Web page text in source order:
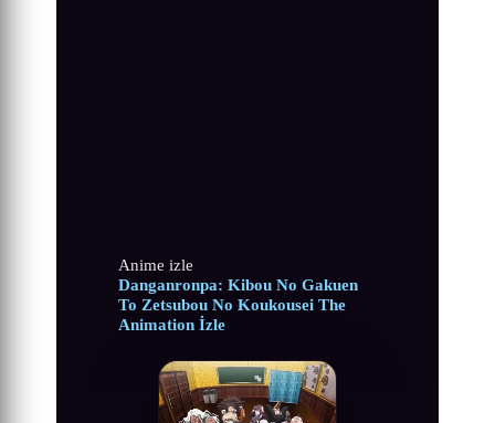
Anime izle
Danganronpa: Kibou No Gakuen
To Zetsubou No Koukousei The
Animation İzle